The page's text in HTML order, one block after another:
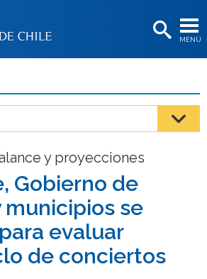
MENÚ
BIBLIOTECAS
Estudiantes
Académicas/os
Funcionarias/os
Egresadas/os
y proyecciones
Gobierno de
municipios se
evaluar
de conciertos